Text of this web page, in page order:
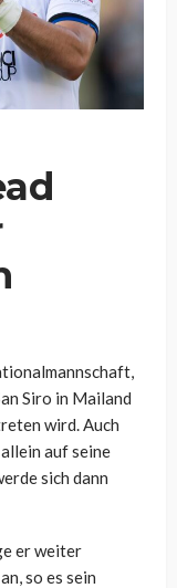
Siro in Mailand
wird. Auch
auf seine
sich dann
er weiter
so es sein